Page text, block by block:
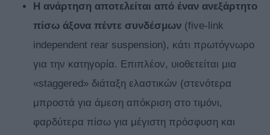
Η ανάρτηση αποτελείται από έναν ανεξάρτητο
πίσω άξονα πέντε συνδέσμων (five-link
independent rear suspension), κάτι πρωτόγνωρο
για την κατηγορία. Επιπλέον, υιοθετείται μια
«staggered» διάταξη ελαστικών (στενότερα
μπροστά για άμεση απόκριση στο τιμόνι,
φαρδύτερα πίσω για μέγιστη πρόσφυση και